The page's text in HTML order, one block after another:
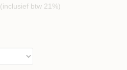
(inclusief btw 21%)